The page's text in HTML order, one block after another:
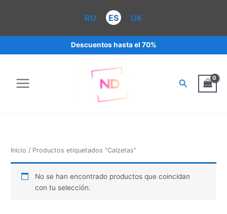
RU ES UK
Descuentos hasta el 70%
Buscar
Inicio / Productos etiquetados “Calzetas”
No se han encontrado productos que coincidan
con tu selección.